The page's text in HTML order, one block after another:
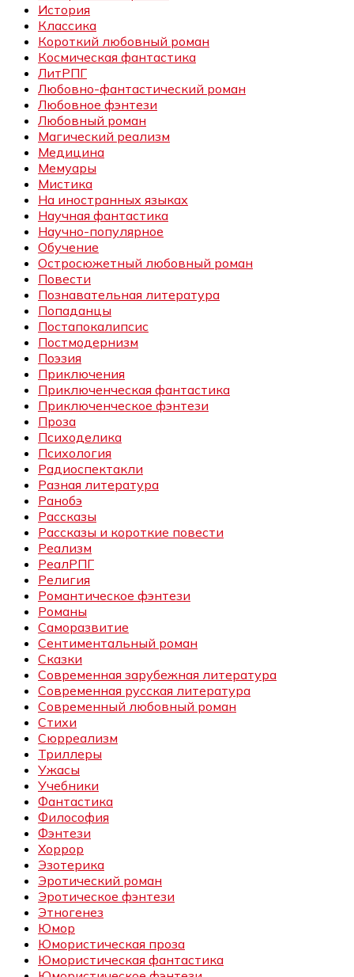
История
Классика
Короткий любовный роман
Космическая фантастика
ЛитРПГ
Любовно-фантастический роман
Любовное фэнтези
Любовный роман
Магический реализм
Медицина
Мемуары
Мистика
На иностранных языках
Научная фантастика
Научно-популярное
Обучение
Остросюжетный любовный роман
Повести
Познавательная литература
Попаданцы
Постапокалипсис
Постмодернизм
Поэзия
Приключения
Приключенческая фантастика
Приключенческое фэнтези
Проза
Психоделика
Психология
Радиоспектакли
Разная литература
Ранобэ
Рассказы
Рассказы и короткие повести
Реализм
РеалРПГ
Религия
Романтическое фэнтези
Романы
Саморазвитие
Сентиментальный роман
Сказки
Современная зарубежная литература
Современная русская литература
Современный любовный роман
Стихи
Сюрреализм
Триллеры
Ужасы
Учебники
Фантастика
Философия
Фэнтези
Хоррор
Эзотерика
Эротический роман
Эротическое фэнтези
Этногенез
Юмор
Юмористическая проза
Юмористическая фантастика